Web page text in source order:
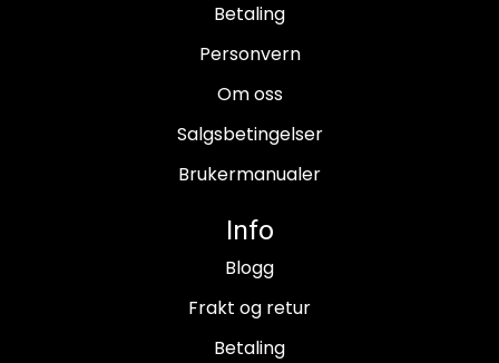
Betaling
Personvern
Om oss
Salgsbetingelser
Brukermanualer
Info
Blogg
Frakt og retur
Betaling